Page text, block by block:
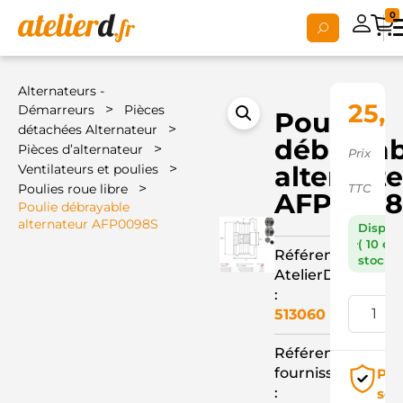
0
Alternateurs -
Démarreurs
>
Pièces
détachées Alternateur
>
Pièces d’alternateur >
Ventilateurs et poulies >
Poulies roue libre >
Poulie débrayable
alternateur AFP0098S
Poulie
Référence
AtelierD
:
513060
Référence
fournisseur
:
Prix
TTC
( 10 en
stock )